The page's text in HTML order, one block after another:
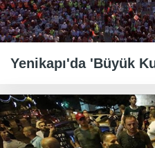
Yenikapı'da 'Büyük